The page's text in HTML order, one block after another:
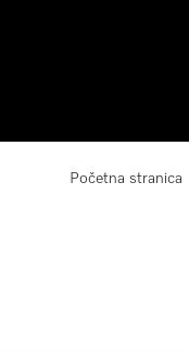
Početna stranica